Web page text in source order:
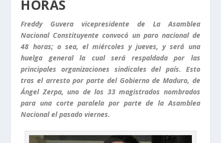
HORAS
Freddy Guvera vicepresidente de La Asamblea
Nacional Constituyente convocó un paro nacional de
48 horas; o sea, el miércoles y jueves, y será una
huelga general la cual será respaldada por las
principales organizaciones sindicales del país. Esto
tras el arresto por parte del Gobierno de Maduro, de
Ángel Zerpa, uno de los 33 magistrados nombrados
para una corte paralela por parte de la Asamblea
Nacional el pasado viernes.